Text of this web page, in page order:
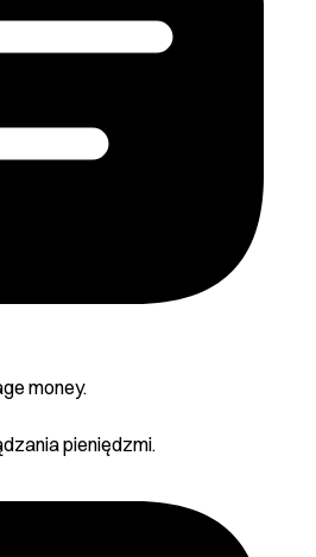
money.
pieniędzmi.